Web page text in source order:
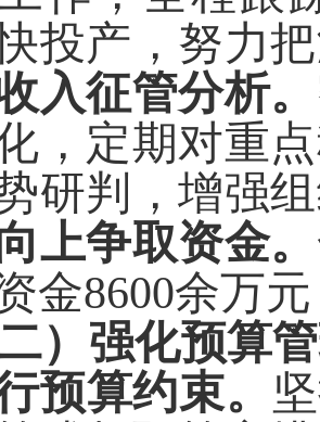
投产，努力
入征管分析。
，定期对重
研判，增强
上争取资金。
金8600余万
二）强化预算
预算约束。